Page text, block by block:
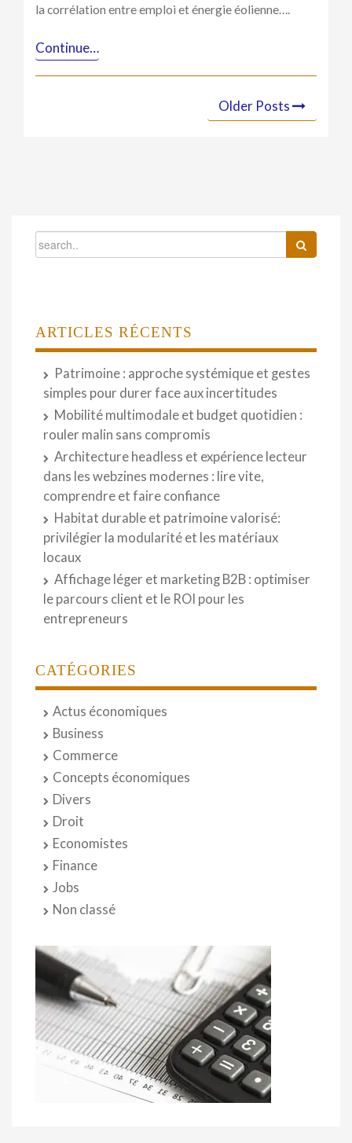
la corrélation entre emploi et énergie éolienne….
Continue…
Older Posts
ARTICLES RÉCENTS
Patrimoine : approche systémique et gestes
simples pour durer face aux incertitudes
Mobilité multimodale et budget quotidien :
rouler malin sans compromis
Architecture headless et expérience lecteur
dans les webzines modernes : lire vite,
comprendre et faire confiance
Habitat durable et patrimoine valorisé:
privilégier la modularité et les matériaux
locaux
Affichage léger et marketing B2B : optimiser
le parcours client et le ROI pour les
entrepreneurs
CATÉGORIES
Actus économiques
Business
Commerce
Concepts économiques
Divers
Droit
Economistes
Finance
Jobs
Non classé